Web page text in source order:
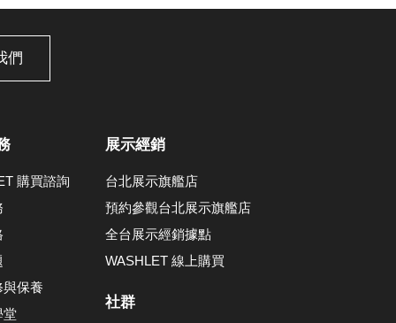
們
購買諮詢
保養
堂
展示經銷
台北展示旗艦店
預約參觀台北展示旗艦店
全台展示經銷據點
WASHLET 線上購買
社群